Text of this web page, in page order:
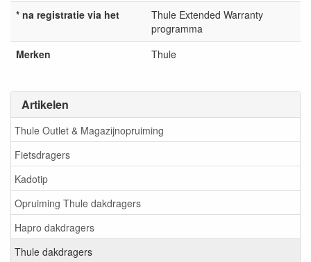
Artikelen
Thule Outlet & Magazijnopruiming
Fietsdragers
Kadotip
Opruiming Thule dakdragers
Hapro dakdragers
Thule dakdragers
* na registratie via het
Thule Extended Warranty
programma
Merken
Thule